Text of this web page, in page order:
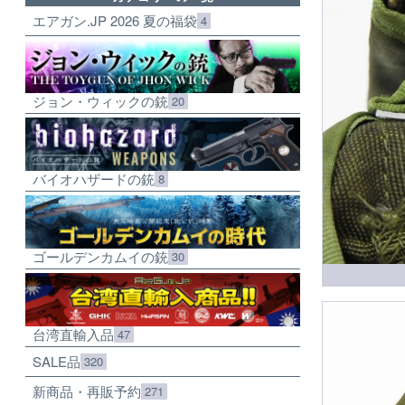
エアガン.JP 2026 夏の福袋 4
ジョン・ウィックの銃 20
バイオハザードの銃 8
ゴールデンカムイの銃 30
台湾直輸入品 47
SALE品 320
新商品・再販予約 271